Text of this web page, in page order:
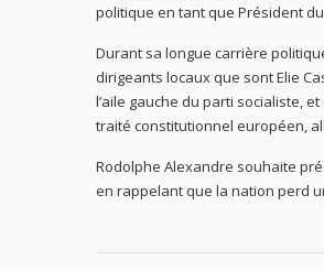
politique en tant que Président
Durant sa longue carrière
dirigeants locaux que sont Elie
l’aile gauche du parti socialiste,
traité constitutionnel européen,
Rodolphe Alexandre souhaite
en rappelant que la nation perd